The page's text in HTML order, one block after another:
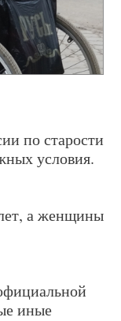
по старости
условия.
а женщины
иные